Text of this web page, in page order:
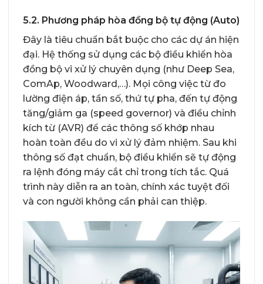
5.2. Phương pháp hòa đồng bộ tự động (Auto)
Đây là tiêu chuẩn bắt buộc cho các dự án hiện
đại. Hệ thống sử dụng các bộ điều khiển hòa
đồng bộ vi xử lý chuyên dụng (như Deep Sea,
ComAp, Woodward,…). Mọi công việc từ đo
lường điện áp, tần số, thứ tự pha, đến tự động
tăng/giảm ga (speed governor) và điều chỉnh
kích từ (AVR) để các thông số khớp nhau
hoàn toàn đều do vi xử lý đảm nhiệm. Sau khi
thông số đạt chuẩn, bộ điều khiển sẽ tự động
ra lệnh đóng máy cắt chỉ trong tích tắc. Quá
trình này diễn ra an toàn, chính xác tuyệt đối
và con người không cần phải can thiệp.